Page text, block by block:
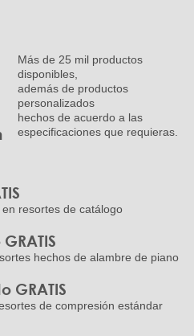
Más de 25 mil productos
disponibles,
además de productos
personalizados
hechos de acuerdo a las
especificaciones que requieras.
en resortes de catálogo
hechos de alambre de piano
GRATIS
de compresión estándar